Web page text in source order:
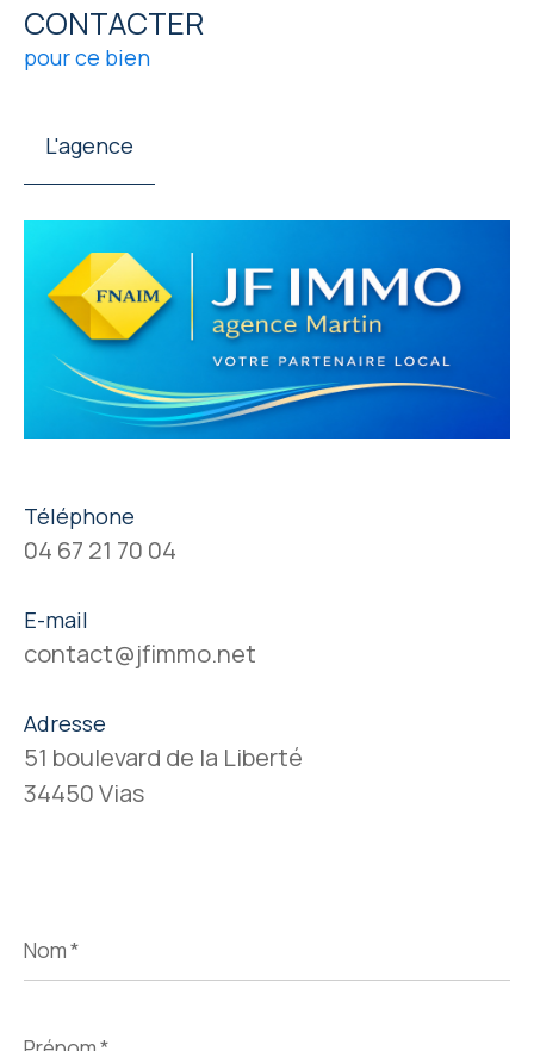
CONTACTER
pour ce bien
L'agence
Téléphone
04 67 21 70 04
E-mail
contact@jfimmo.net
Adresse
51 boulevard de la Liberté
34450 Vias
*
*